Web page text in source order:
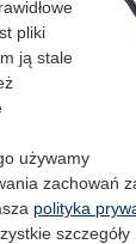
pliki
ją stale
używamy
zachowań
polityka
± 6.750 stron
i sprawdź całą
w
na wtorek
0,03 zł